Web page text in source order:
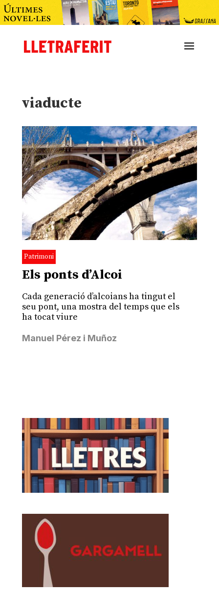
viaducte
Patrimoni
Els ponts d’Alcoi
Cada generació d’alcoians ha tingut el
seu pont, una mostra del temps que els
ha tocat viure
Manuel Pérez i Muñoz